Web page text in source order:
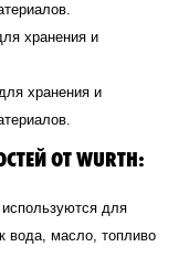
хранения и
хранения и
ОТ WURTH:
для
вода, масло, топливо